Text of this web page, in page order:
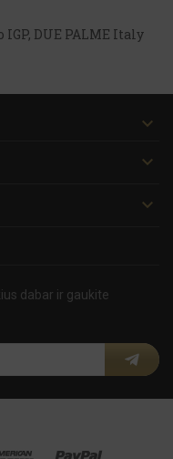
DUE PALME Italy



dabar ir gaukite